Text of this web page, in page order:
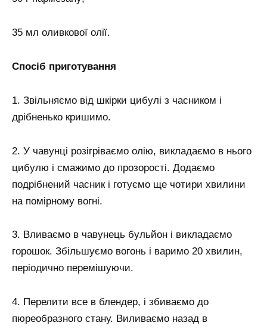
35 мл оливкової олії.
Спосіб приготування
1. Звільняємо від шкірки цибулі з часником і
дрібненько кришимо.
2. У чавунці розігріваємо олію, викладаємо в нього
цибулю і смажимо до прозорості. Додаємо
подрібнений часник і готуємо ще чотири хвилини
на помірному вогні.
3. Вливаємо в чавунець бульйон і викладаємо
горошок. Збільшуємо вогонь і варимо 20 хвилин,
періодично перемішуючи.
4. Перелити все в блендер, і збиваємо до
пюреобразного стану. Виливаємо назад в